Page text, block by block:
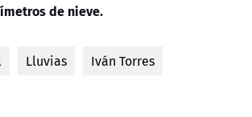
de nieve.
Lluvias Iván Torres